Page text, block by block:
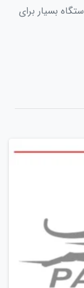
بسیار برای